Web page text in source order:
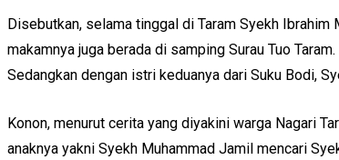
Disebutkan, selama tinggal di Taram Syekh
makamnya juga berada di samping Surau Tuo Taram.
Sedangkan dengan istri keduanya dari Suku Bodi,
Konon, menurut cerita yang diyakini warga Nagari
anaknya yakni Syekh Muhammad Jamil mencari